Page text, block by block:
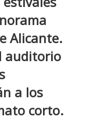
Alicante.
auditorio
a los
corto.